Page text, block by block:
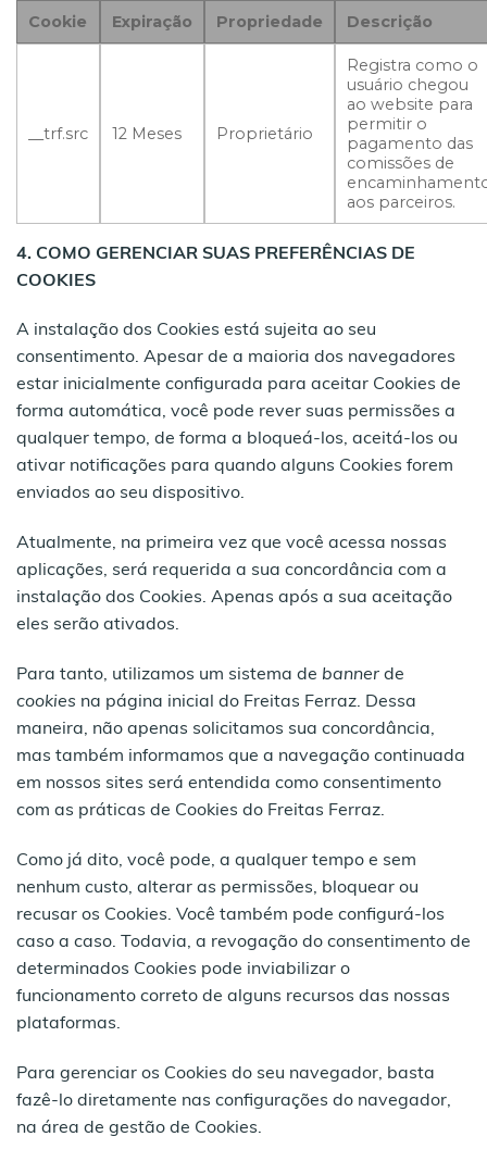
Cookie Expiração Propriedade Descrição
__trf.src 12 Meses Proprietário
Registra como o
usuário chegou
ao website para
permitir o
pagamento das
comissões de
aos parceiros.
4. COMO GERENCIAR SUAS PREFERÊNCIAS DE
COOKIES
A instalação dos Cookies está sujeita ao seu
consentimento. Apesar de a maioria dos navegadores
estar inicialmente configurada para aceitar Cookies de
forma automática, você pode rever suas permissões a
qualquer tempo, de forma a bloqueá-los, aceitá-los ou
ativar notificações para quando alguns Cookies forem
enviados ao seu dispositivo.
Atualmente, na primeira vez que você acessa nossas
aplicações, será requerida a sua concordância com a
instalação dos Cookies. Apenas após a sua aceitação
eles serão ativados.
Para tanto, utilizamos um sistema de banner de
cookies na página inicial do Freitas Ferraz. Dessa
maneira, não apenas solicitamos sua concordância,
mas também informamos que a navegação continuada
em nossos sites será entendida como consentimento
com as práticas de Cookies do Freitas Ferraz.
Como já dito, você pode, a qualquer tempo e sem
nenhum custo, alterar as permissões, bloquear ou
recusar os Cookies. Você também pode configurá-los
caso a caso. Todavia, a revogação do consentimento de
determinados Cookies pode inviabilizar o
funcionamento correto de alguns recursos das nossas
plataformas.
Para gerenciar os Cookies do seu navegador, basta
fazê-lo diretamente nas configurações do navegador,
na área de gestão de Cookies.